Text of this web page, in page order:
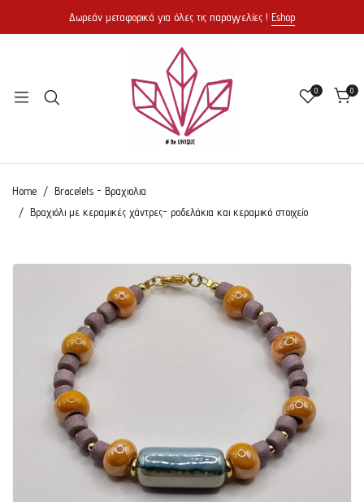
Δωρεάν μεταφορικά για όλες τις παραγγελίες ! Eshop
0 0
Home
Bracelets - Βραχιολια
Βραχιόλι με κεραμικές χάντρες- ροδελάκια και κεραμικό στοιχείο